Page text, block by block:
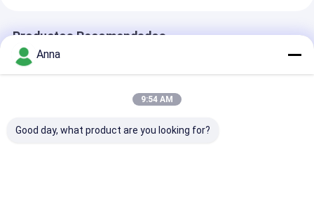
Productos Recomendados
Anna
9:54 AM
Good day, what product are you looking for?